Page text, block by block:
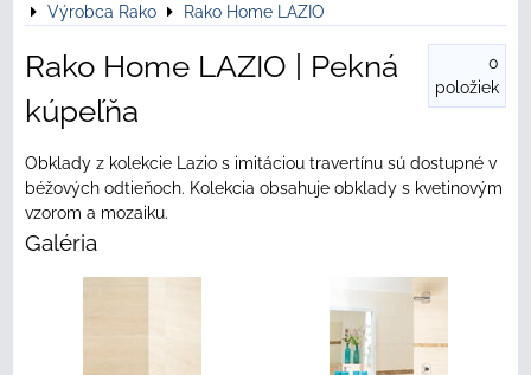
Výrobca Rako
Rako Home LAZIO
Rako Home LAZIO | Pekná
kúpeľňa
0
položiek
Obklady z kolekcie Lazio s imitáciou travertínu sú dostupné v
béžových odtieňoch. Kolekcia obsahuje obklady s kvetinovým
vzorom a mozaiku.
Galéria